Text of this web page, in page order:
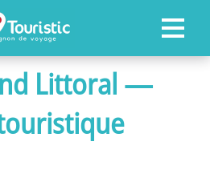
Littoral —